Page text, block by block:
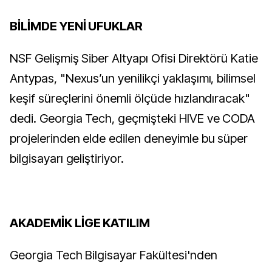
BİLİMDE YENİ UFUKLAR
NSF Gelişmiş Siber Altyapı Ofisi Direktörü Katie
Antypas, "Nexus’un yenilikçi yaklaşımı, bilimsel
keşif süreçlerini önemli ölçüde hızlandıracak"
dedi. Georgia Tech, geçmişteki HIVE ve CODA
projelerinden elde edilen deneyimle bu süper
bilgisayarı geliştiriyor.
AKADEMİK LİGE KATILIM
Georgia Tech Bilgisayar Fakültesi'nden